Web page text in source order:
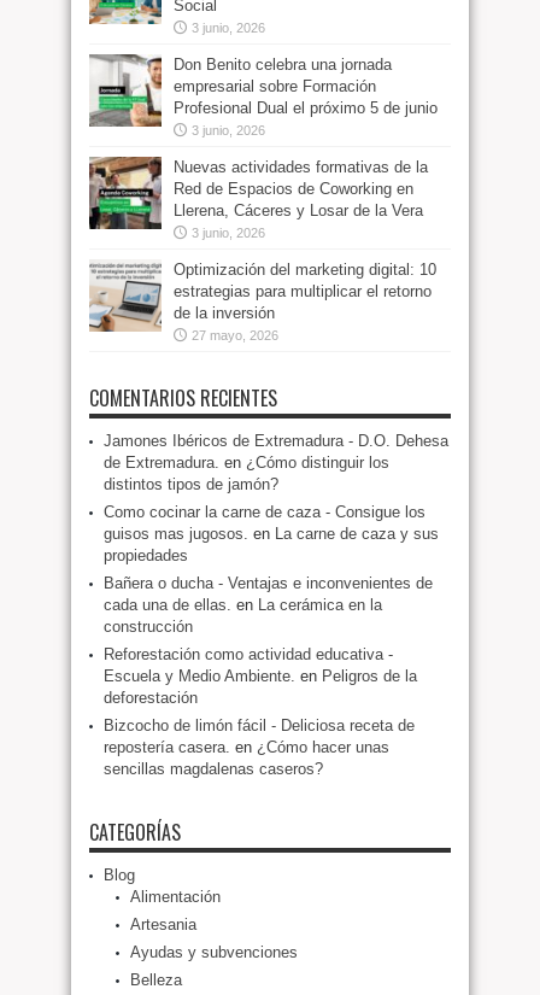
Social
3 junio, 2026
Don Benito celebra una jornada
empresarial sobre Formación
Profesional Dual el próximo 5 de junio
3 junio, 2026
Nuevas actividades formativas de la
Red de Espacios de Coworking en
Llerena, Cáceres y Losar de la Vera
3 junio, 2026
Optimización del marketing digital: 10
estrategias para multiplicar el retorno
de la inversión
27 mayo, 2026
COMENTARIOS RECIENTES
Jamones Ibéricos de Extremadura - D.O. Dehesa
de Extremadura. en ¿Cómo distinguir los
distintos tipos de jamón?
Como cocinar la carne de caza - Consigue los
guisos mas jugosos. en La carne de caza y sus
propiedades
Bañera o ducha - Ventajas e inconvenientes de
cada una de ellas. en La cerámica en la
construcción
Reforestación como actividad educativa -
Escuela y Medio Ambiente. en Peligros de la
deforestación
Bizcocho de limón fácil - Deliciosa receta de
repostería casera. en ¿Cómo hacer unas
sencillas magdalenas caseros?
CATEGORÍAS
Blog
Alimentación
Artesania
Ayudas y subvenciones
Belleza